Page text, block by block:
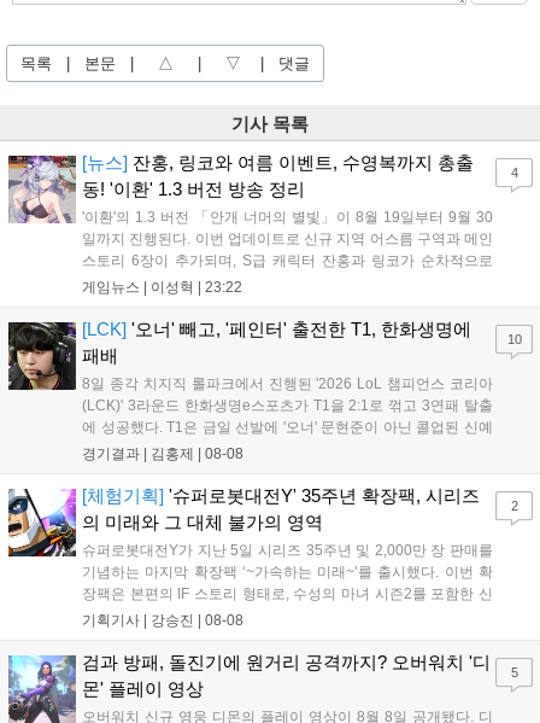
목록 본문 △ ▽ 댓글
기사 목록
[뉴스] 잔홍, 링코와 여름 이벤트, 수영복까지 총출
동! '이환' 1.3 버전 방송 정리
'이환'의 1.3 버전 「안개 너머의 별빛」이 8월 19일부터 9월 30
일까지 진행된다. 이번 업데이트로 신규 지역 어스름 구역과 메인
스토리 6장이 추가되며, S급 캐릭터 잔홍과 링코가 순차적으로
등장한다. 여름 시즌을 맞아 비치발리볼, 수상 오토바이 등 다채
의성도 강화된다. 8월 11일까지 사용 가능한 교환 코드 3종이 제
공되며, 상세 일정은 공식 채널을 통해 확인할 수 있다....
게임뉴스 | 이성혁 23:22
4
[LCK] '오너' 빼고, '페인터' 출전한 T1, 한화생명에
패배
8일 종각 치지직 롤파크에서 진행된 '2026 LoL 챔피언스 코리아
(LCK)' 3라운드 한화생명e스포츠가 T1을 2:1로 꺾고 3연패 탈출
에 성공했다. T1은 금일 선발에 '오너' 문현준이 아닌 콜업된 신예
'페인터' 김은후를 투입했지만, 결국 1:2로 패배하고 말았다. T1은
을 빼냈다....
경기결과 | 김홍제 08-08
10
[체험기획] '슈퍼로봇대전Y' 35주년 확장팩, 시리즈
의 미래와 그 대체 불가의 영역
슈퍼로봇대전Y가 지난 5일 시리즈 35주년 및 2,000만 장 판매를
기념하는 마지막 확장팩 ‘~가속하는 미래~’를 출시했다. 이번 확
장팩은 본편의 IF 스토리 형태로, 수성의 마녀 시즌2를 포함한 신
규 참전작과 크로스오버 합체기를 선보이며 작품을 완결 짓는다.
하는 몰입감 있는 서사와 조합을 구현하며 시리즈의 미래를 향한
새로운 가능성을 제시했다....
기획기사 | 강승진 08-08
2
검과 방패, 돌진기에 원거리 공격까지? 오버워치 '디
몬' 플레이 영상
오버워치 신규 영웅 디몬의 플레이 영상이 8월 8일 공개됐다. 디
5